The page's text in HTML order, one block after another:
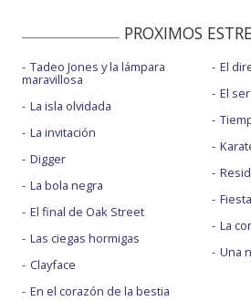
PROXIMOS
Tadeo Jones y la lámpara
maravillosa
La isla olvidada
La invitación
Digger
La bola negra
El final de Oak Street
Las ciegas hormigas
Clayface
En el corazón de la bestia
El
El
La
Una